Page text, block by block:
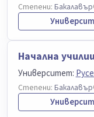
Степени: Бакалавър
Начална
Университет:
Степени: Бакалавър